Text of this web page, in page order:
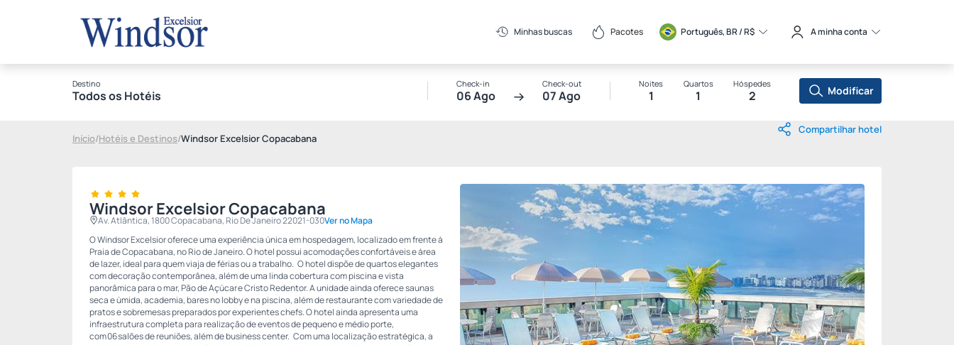
Minhas buscas Pacotes Português, BR / R$ A minha conta
Destino
Todos os Hotéis
Check-in
06 Ago
Check-out
07 Ago
Noites
1
Quartos
1
Hóspedes
2 Modificar
Início/Hotéis e Destinos/Windsor Excelsior Copacabana
Compartilhar hotel
Windsor Excelsior Copacabana
Av. Atlântica, 1800 Copacabana, Rio De Janeiro 22021-030Ver no Mapa
O Windsor Excelsior oferece uma experiência única em hospedagem, localizado em frente à
Praia de Copacabana, no Rio de Janeiro. O hotel possui acomodações confortáveis e área
de lazer, ideal para quem viaja de férias ou a trabalho. O hotel dispõe de quartos elegantes
com decoração contemporânea, além de uma linda cobertura com piscina e vista
panorâmica para o mar, Pão de Açúcar e Cristo Redentor. A unidade ainda oferece saunas
seca e úmida, academia, bares no lobby e na piscina, além de restaurante com variedade de
pratos e sobremesas preparados por experientes chefs. O hotel ainda apresenta uma
infraestrutura completa para realização de eventos de pequeno e médio porte,
com 06 salões de reuniões, além de business center. Com uma localização estratégica, a